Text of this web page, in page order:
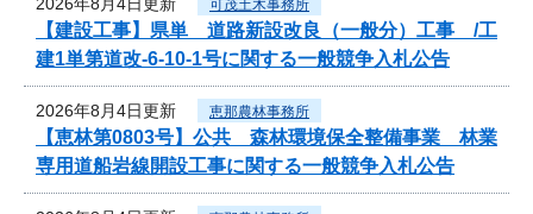
可茂土木事務所
【建設工事】県単 道路新設改良（一般分）工事 /工
建1単第道改-6-10-1号に関する一般競争入札公告
2026年8月4日更新 恵那農林事務所
【恵林第0803号】公共 森林環境保全整備事業 林業
専用道船岩線開設工事に関する一般競争入札公告